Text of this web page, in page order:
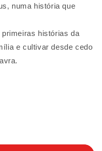
numa história que
histórias da
e cultivar desde cedo